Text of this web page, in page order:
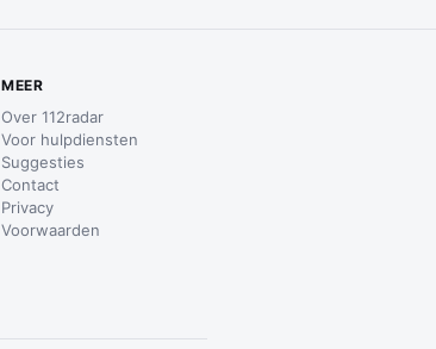
MEER
Over 112radar
Voor hulpdiensten
Suggesties
Contact
Privacy
Voorwaarden